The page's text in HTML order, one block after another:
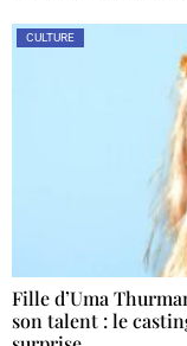
CULTURE
Fille d’Uma
son talent : le